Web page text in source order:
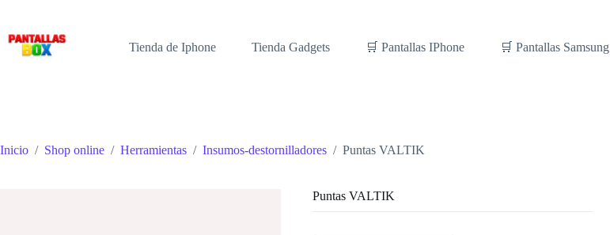
contenido
Tienda de Iphone
Tienda Gadgets 🛒 Pantallas IPhone 🛒 Pantallas Samsung
Inicio / Shop online / Herramientas / Insumos-destornilladores / Puntas VALTIK
Puntas VALTIK